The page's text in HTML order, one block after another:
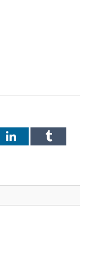
LinkedInTumblr